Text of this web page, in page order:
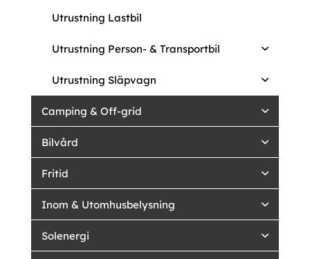
Utrustning Lastbil
Utrustning Person- & Transportbil
Utrustning Släpvagn
Camping & Off-grid
Bilvård
Fritid
Inom & Utomhusbelysning
Solenergi